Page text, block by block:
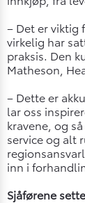
– Det er viktig
virkelig har
praksis. Den
Matheson,
– Dette er
lar oss
kravene, og
service og alt
inn i
Sjåførene